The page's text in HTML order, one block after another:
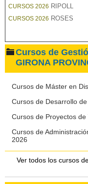
CURSOS 2026 RIPOLL
CURSOS 2026 ROSES
Cursos de
GIRONA
Cursos de Máster en
Cursos de Desarrollo
Cursos de Proyectos
Cursos de
2026
Ver todos los cursos